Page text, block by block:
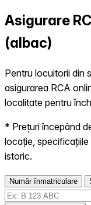
Asigurare
(albac)
Pentru locuitorii din
asigurarea RCA
localitate pentru
* Prețuri începând
locație,
istoric.
Număr înmatriculare